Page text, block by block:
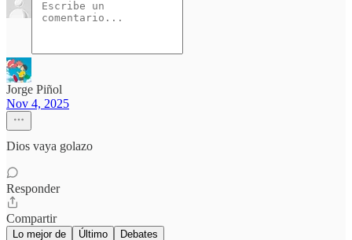
Jorge Piñol
Nov 4, 2025
Dios vaya golazo
Responder
Compartir
Lo mejor de Último Debates